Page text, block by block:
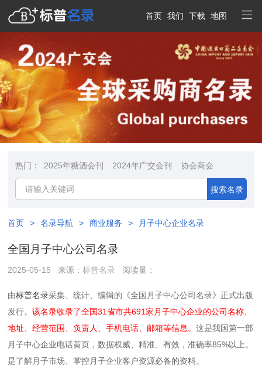
首页 我们 下载 地图
热门： 2025年糖酒会刊 2024年广交会刊 协会商会
搜索名录
首页 > 名录导航 > 商业服务 > 月子中心企业名录
全国月子中心公司名录
2025-05-15 来源：标普名录 阅读量：
由标普名录采集、统计、编辑的《全国月子中心公司名录》正式出版
发行。该名录收录了全国31省市共691家月子中心企业的公司名称、
地址、经营范围、负责人、手机电话、邮箱等信息。这是我国第一部
月子中心企业电话黄页，数据权威、精准、有效，准确率85%以上。
是了解月子市场、掌控月子企业客户资源必备的资料。